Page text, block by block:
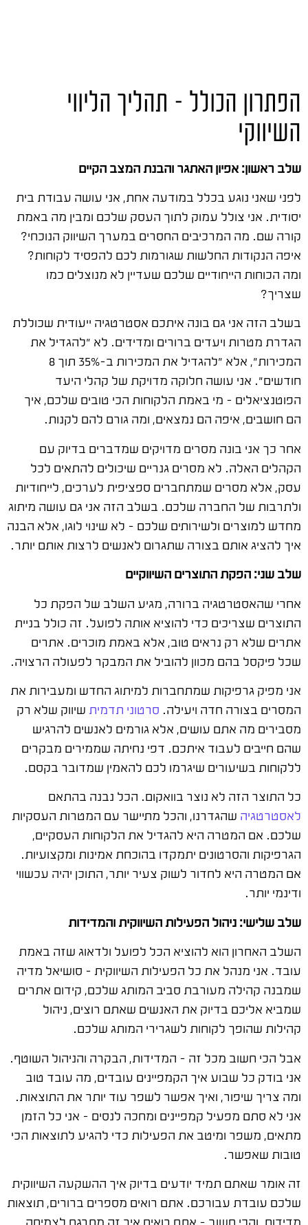
הפתרון הכולל – תהליך הליווי
השיווקי
שלב ראשון: אפיון האתגר והבנת המצב הקיים
לפני שאני נוגע בכלל במודעה אחת, אני עושה עבודת בית
יסודית. אני צולל עמוק לתוך העסק שלכם ומבין מה באמת
קורה שם. מה המרכיבים החסרים במערך השיווק הנוכחי?
איפה הנקודות החלשות שגורמות לכם להפסיד לקוחות?
ומה הכוחות הייחודיים שלכם שעדיין לא מנוצלים כמו
שצריך?
בשלב הזה אני גם בונה איתכם אסטרטגיה ייעודית שכוללת
הגדרת מטרות ויעדים ברורים ומדידים. לא "להגדיל את
המכירות", אלא "להגדיל את המכירות ב-35% תוך 8
חודשים". אני עושה חלוקה מדויקת של קהלי היעד
הפוטנציאלים – מי באמת הלקוחות הכי טובים שלכם, איך
הם חושבים, איפה הם נמצאים, ומה גורם להם לקנות.
אחר כך אני בונה מסרים מדויקים שמדברים בדיוק עם
הקהלים האלה. לא מסרים גנריים שיכולים להתאים לכל
עסק, אלא מסרים שמתחברים ספציפית לערכים, לייחודיות
ולתרבות של החברה שלכם. בשלב הזה אני גם עושה מיתוג
מחדש למוצרים ולשירותים שלכם – לא שינוי לוגו, אלא הבנה
איך להציג אותם בצורה שתגרום לאנשים לרצות אותם יותר.
שלב שני: הפקת התוצרים השיווקיים
אחרי שהאסטרטגיה ברורה, מגיע השלב של הפקת כל
התוצרים שצריכים כדי להוציא אותה לפועל. זה כולל בניית
אתרים שלא רק נראים טוב, אלא באמת מוכרים. אתרים
שכל פיקסל בהם מכוון להוביל את המבקר לפעולה הרצויה.
אני מפיק גרפיקות שמתחברות למיתוג החדש ומעבירות את
המסרים בצורה חדה ויעילה. סרטוני תדמית שיווק שלא רק
מסבירים מה אתם עושים, אלא גורמים לאנשים להרגיש
שהם חייבים לעבוד איתכם. דפי נחיתה שממירים מבקרים
ללקוחות בשיעורים שיגרמו לכם להאמין שמדובר בקסם.
כל התוצר הזה לא נוצר בוואקום. הכל נבנה בהתאם
לאסטרטגיה שהגדרנו, והכל מתיישר עם המטרות העסקיות
שלכם. אם המטרה היא להגדיל את הלקוחות העסקיים,
הגרפיקות והסרטונים יתמקדו בהוכחת אמינות ומקצועיות.
אם המטרה היא לחדור לשוק צעיר יותר, התוכן יהיה עכשווי
ודינמי יותר.
שלב שלישי: ניהול הפעילות השיווקית והמדידות
השלב האחרון הוא להוציא הכל לפועל ולדאוג שזה באמת
עובד. אני מנהל את כל הפעילות השיווקית – סושיאל מדיה
שמבנה קהילה מעורבת סביב המותג שלכם, קידום אתרים
שמביא אליכם בדיוק את האנשים שאתם רוצים, ניהול
קהילות שהופך לקוחות לשגרירי המותג שלכם.
אבל הכי חשוב מכל זה – המדידות, הבקרה והניהול השוטף.
אני בודק כל שבוע איך הקמפיינים עובדים, מה עובד טוב
ומה צריך שיפור, ואיך אפשר לשפר עוד יותר את התוצאות.
אני לא סתם מפעיל קמפיינים ומחכה לנסים – אני כל הזמן
מתאים, משפר ומיטב את הפעילות כדי להגיע לתוצאות הכי
טובות שאפשר.
זה אומר שאתם תמיד יודעים בדיוק איך ההשקעה השיווקית
שלכם עובדת עבורכם. אתם רואים מספרים ברורים, תוצאות